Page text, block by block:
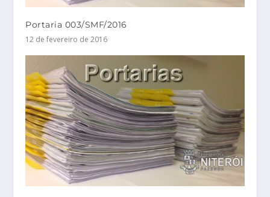
Portaria 003/SMF/2016
12 de fevereiro de 2016